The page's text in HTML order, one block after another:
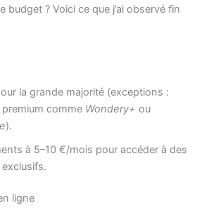
budget ? Voici ce que j’ai observé fin
la grande majorité (exceptions :
comme Wondery+ ou
).
à 5–10 €/mois pour accéder à des
ligne